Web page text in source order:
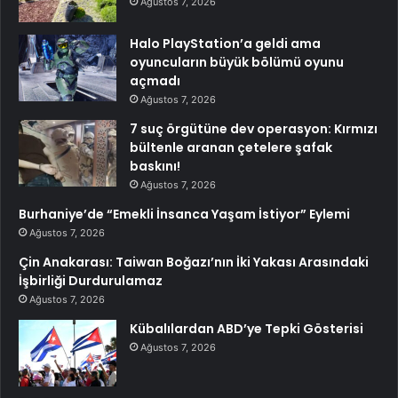
Halo PlayStation’a geldi ama
oyuncuların büyük bölümü oyunu
açmadı
Ağustos 7, 2026
7 suç örgütüne dev operasyon: Kırmızı
bültenle aranan çetelere şafak
baskını!
Ağustos 7, 2026
Burhaniye’de “Emekli İnsanca Yaşam İstiyor” Eylemi
Ağustos 7, 2026
Çin Anakarası: Taiwan Boğazı’nın İki Yakası Arasındaki
İşbirliği Durdurulamaz
Ağustos 7, 2026
Kübalılardan ABD’ye Tepki Gösterisi
Ağustos 7, 2026